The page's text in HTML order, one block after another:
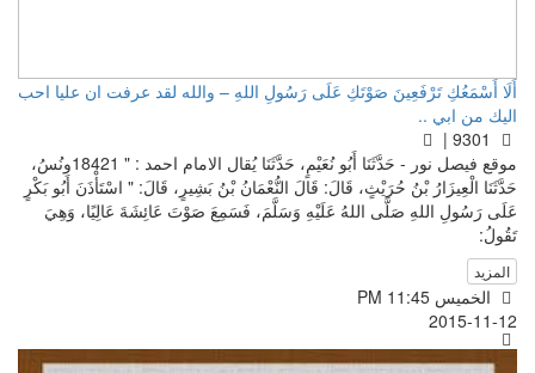
أَلَا أَسْمَعُكِ تَرْفَعِينَ صَوْتَكِ عَلَى رَسُولِ اللهِ – والله لقد عرفت ان عليا احب
اليك من ابي ..
موقع فيصل نور - حَدَّثَنَا أَبُو نُعَيْمٍ، حَدَّثَنَا يُقال الامام احمد : " 18421ونُسُ،
حَدَّثَنَا الْعِيزَارُ بْنُ حُرَيْثٍ، قَالَ: قَالَ النُّعْمَانُ بْنُ بَشِيرٍ، قَالَ: " اسْتَأْذَنَ أَبُو بَكْرٍ
عَلَى رَسُولِ اللهِ صَلَّى اللهُ عَلَيْهِ وَسَلَّمَ، فَسَمِعَ صَوْتَ عَائِشَةَ عَالِيًا، وَهِيَ
تَقُولُ:
المزيد
الخميس PM 11:45
2015-11-12